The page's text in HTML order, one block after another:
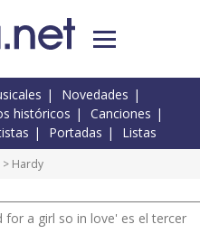
Novedades
históricos
Canciones
Portadas Listas
> Hardy
for a girl so in love' es el tercer